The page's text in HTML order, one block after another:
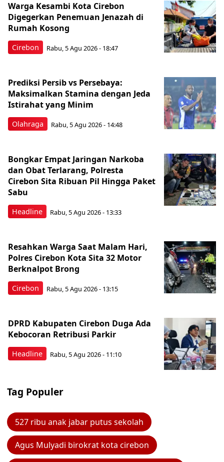
Cirebon
Warga Kesambi Kota Cirebon
Digegerkan Penemuan Jenazah di
Rumah Kosong
Rabu, 5 Agu 2026 - 18:47
Olahraga
Prediksi Persib vs Persebaya:
Maksimalkan Stamina dengan Jeda
Istirahat yang Minim
Rabu, 5 Agu 2026 - 14:48
Headline
Bongkar Empat Jaringan Narkoba
dan Obat Terlarang, Polresta
Cirebon Sita Ribuan Pil Hingga Paket
Sabu
Rabu, 5 Agu 2026 - 13:33
Cirebon
Resahkan Warga Saat Malam Hari,
Polres Cirebon Kota Sita 32 Motor
Berknalpot Brong
Rabu, 5 Agu 2026 - 13:15
Headline
DPRD Kabupaten Cirebon Duga Ada
Kebocoran Retribusi Parkir
Rabu, 5 Agu 2026 - 11:10
Tag Populer
527 ribu anak jabar putus sekolah
Agus Mulyadi birokrat kota cirebon